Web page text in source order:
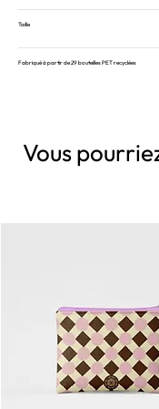
Taille
Fabriqué à partir de 29 bouteilles PET recyclées
Vous